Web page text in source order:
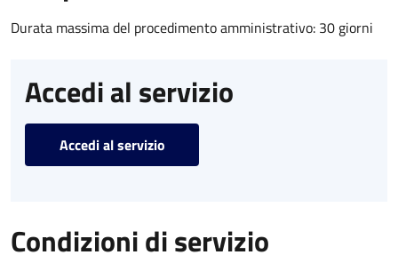
Durata massima del procedimento amministrativo: 30 giorni
Accedi al servizio
Accedi al servizio
Condizioni di servizio